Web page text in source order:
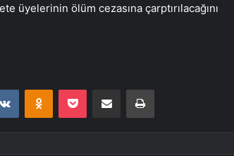
üyelerinin ölüm cezasına çarptırılacağını
VKontakteOdnoklassniki
Pocket E-Posta ile paylaş Yazdır